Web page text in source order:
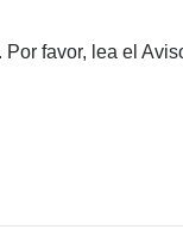
favor, lea el